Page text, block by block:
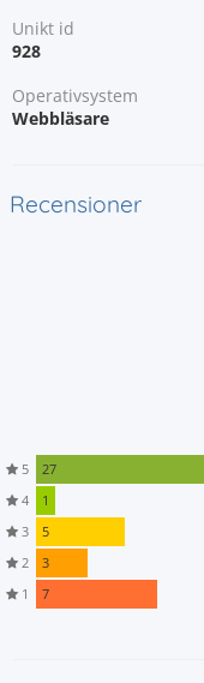
Unikt id
928
Operativsystem
Webbläsare
Recensioner
5
27
4
1
3
5
2
3
1
7